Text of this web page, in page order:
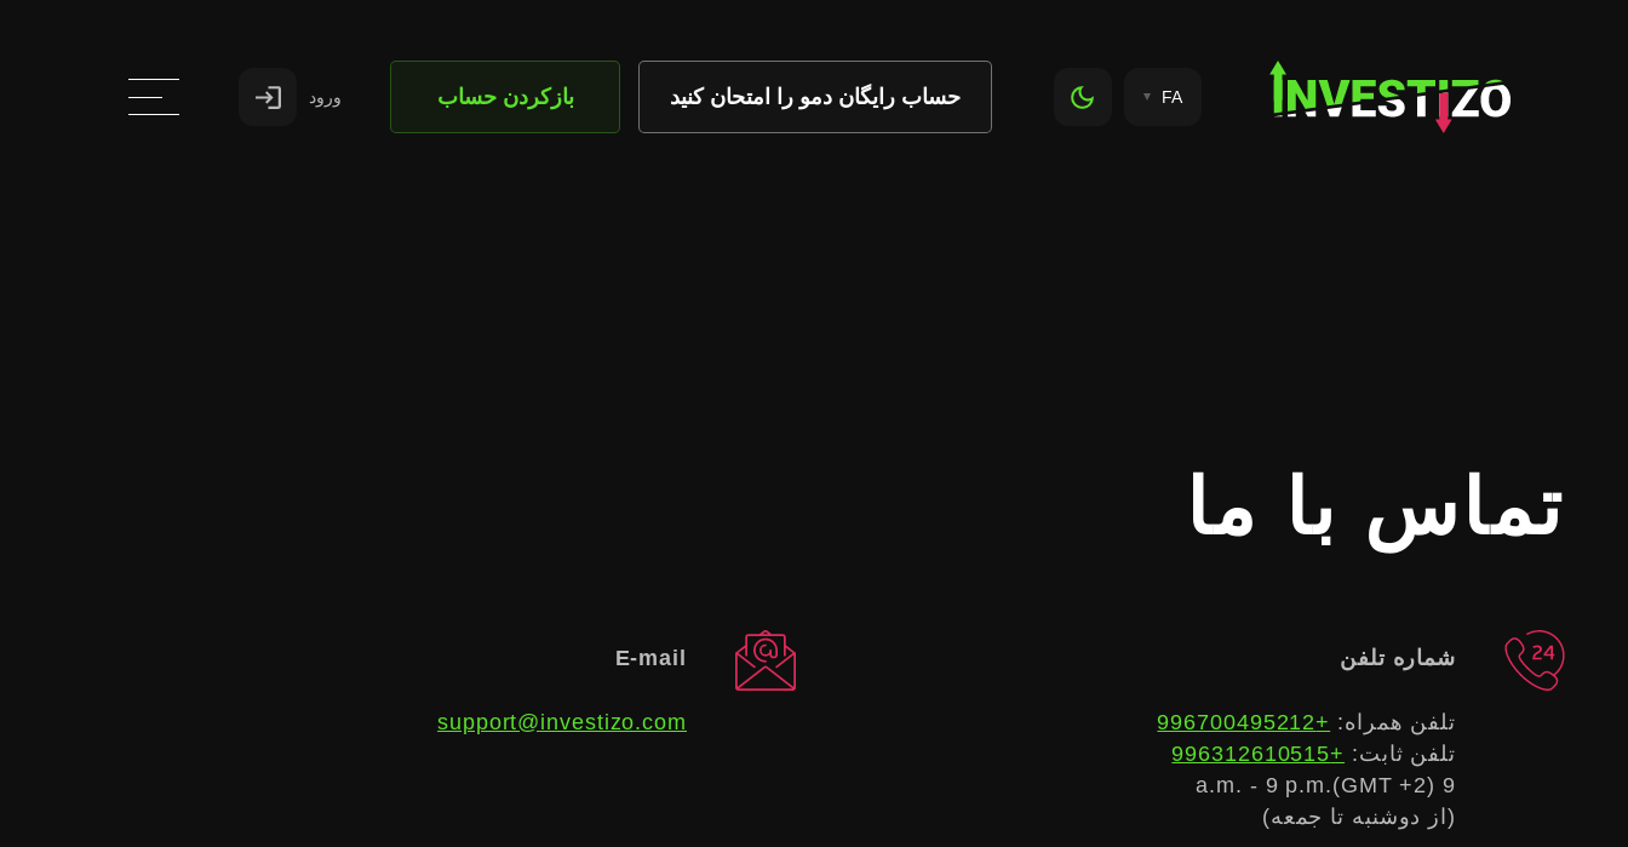
FA حساب رایگان دمو را امتحان کنید بازکردن حساب ورود
تماس با ما
شماره تلفن
تلفن همراه: +996700495212
تلفن ثابت: +996312610515
9 a.m. - 9 p.m.(GMT +2)
(از دوشنبه تا جمعه)
E-mail
support@investizo.com